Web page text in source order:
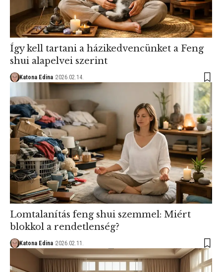
Így kell tartani a házikedvencünket a Feng
shui alapelvei szerint
Katona Edina 2026.02.14.
Lomtalanítás feng shui szemmel: Miért
blokkol a rendetlenség?
Katona Edina 2026.02.11.